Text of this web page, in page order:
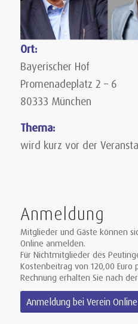
Ort:
Bayerischer Hof
Promenadeplatz 2 – 6
80333 München
Thema:
wird kurz vor der
Anmeldung
Mitglieder und Gäste können
Online anmelden.
Für Nichtmitglieder des
Kostenbeitrag von 120,00 Euro
Rechnung erhalten Sie nach
Anmeldung bei Verein Online